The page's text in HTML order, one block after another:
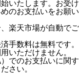
いたします。お受け
のお支払いをお願い
楽天市場が自動でご
手数料は無料です。
いただけません。
でのお支払いに関す
ださい。